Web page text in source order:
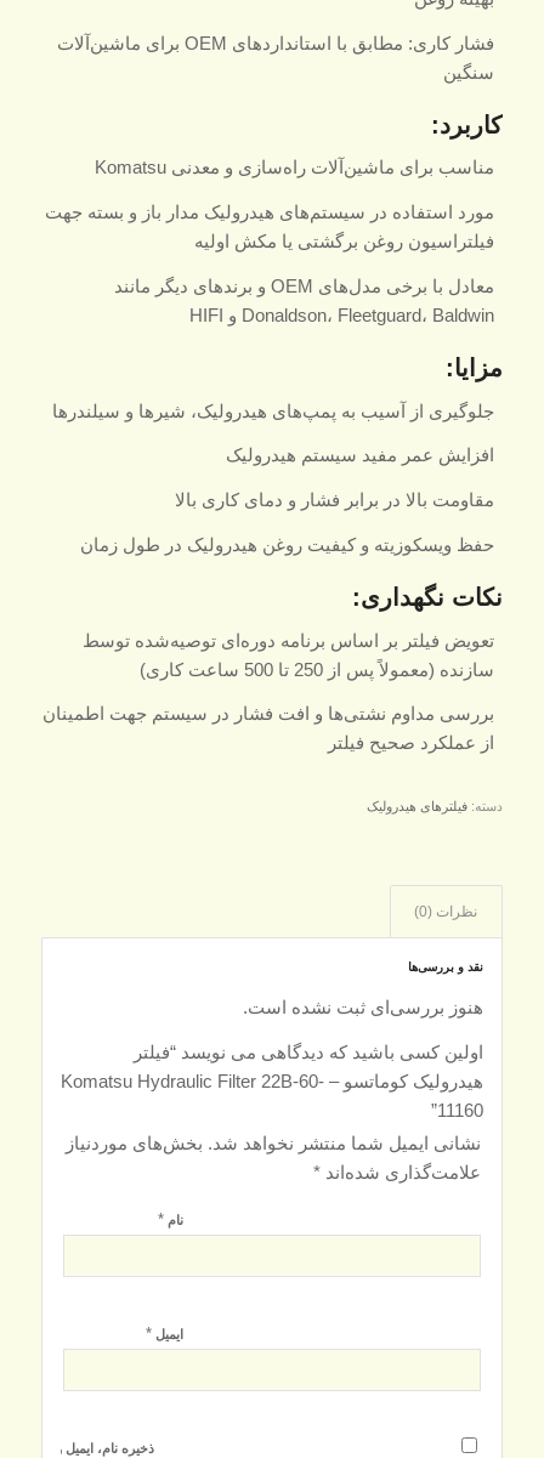
فشار کاری: مطابق با استانداردهای OEM برای ماشین‌آلات
سنگین
کاربرد:
مناسب برای ماشین‌آلات راه‌سازی و معدنی Komatsu
مورد استفاده در سیستم‌های هیدرولیک مدار باز و بسته جهت
فیلتراسیون روغن برگشتی یا مکش اولیه
معادل با برخی مدل‌های OEM و برندهای دیگر مانند
Donaldson، Fleetguard، Baldwin و HIFI
مزایا:
جلوگیری از آسیب به پمپ‌های هیدرولیک، شیرها و سیلندرها
افزایش عمر مفید سیستم هیدرولیک
مقاومت بالا در برابر فشار و دمای کاری بالا
حفظ ویسکوزیته و کیفیت روغن هیدرولیک در طول زمان
نکات نگهداری:
تعویض فیلتر بر اساس برنامه دوره‌ای توصیه‌شده توسط
سازنده (معمولاً پس از 250 تا 500 ساعت کاری)
بررسی مداوم نشتی‌ها و افت فشار در سیستم جهت اطمینان
از عملکرد صحیح فیلتر
دسته: فیلترهای هیدرولیک
نظرات (0)
نقد و بررسی‌ها
هنوز بررسی‌ای ثبت نشده است.
اولین کسی باشید که دیدگاهی می نویسد “فیلتر
هیدرولیک کوماتسو – Komatsu Hydraulic Filter 22B-60-
11160”
نشانی ایمیل شما منتشر نخواهد شد. بخش‌های موردنیاز
علامت‌گذاری شده‌اند *
نام *
ایمیل *
ذخیره نام، ایمیل و وبسایت